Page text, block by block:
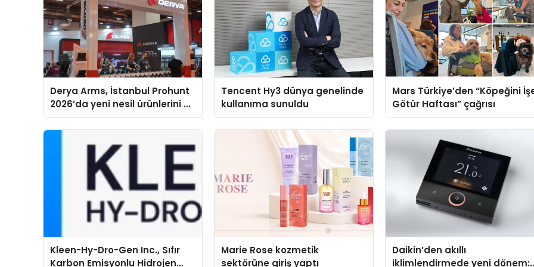
Derya Arms, İstanbul Prohunt
2026’da yeni nesil ürünlerini ve
global marka vizyonunu
sergiledi
Tencent Hy3 dünya genelinde
kullanıma sunuldu
Mars Türkiye’den “Köpeğini
Götür Haftası” çağrısı
Kleen-Hy-Dro-Gen Inc., Sıfır
Karbon Emisyonlu Hidrojen
Marie Rose kozmetik
sektörüne giriş yaptı
Daikin’den akıllı
iklimlendirmede yeni dönem: